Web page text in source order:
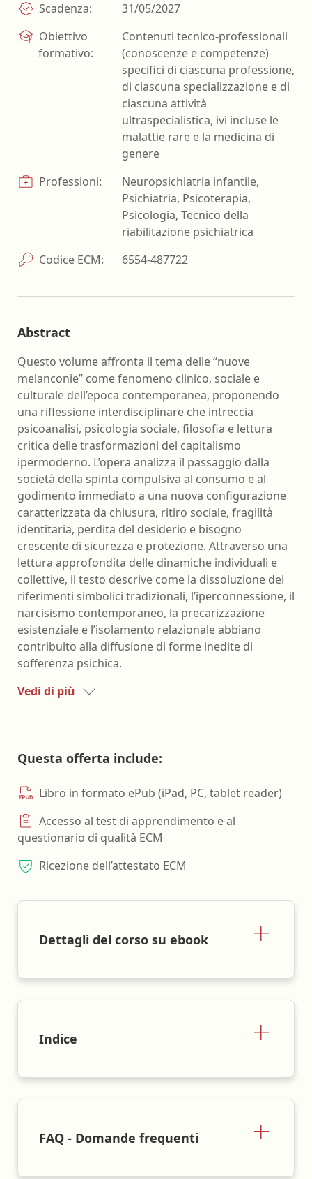
Scadenza:
31/05/2027
Obiettivo
formativo:
Contenuti tecnico-professionali
(conoscenze e competenze)
specifici di ciascuna professione,
di ciascuna specializzazione e di
ciascuna attività
ultraspecialistica, ivi incluse le
malattie rare e la medicina di
genere
Professioni:
Neuropsichiatria infantile,
Psichiatria, Psicoterapia,
Psicologia, Tecnico della
riabilitazione psichiatrica
Codice ECM:
6554-487722
Abstract
Questo volume affronta il tema delle “nuove
melanconie” come fenomeno clinico, sociale e
culturale dell’epoca contemporanea, proponendo
una riflessione interdisciplinare che intreccia
psicoanalisi, psicologia sociale, filosofia e lettura
critica delle trasformazioni del capitalismo
ipermoderno. L’opera analizza il passaggio dalla
società della spinta compulsiva al consumo e al
godimento immediato a una nuova configurazione
caratterizzata da chiusura, ritiro sociale, fragilità
identitaria, perdita del desiderio e bisogno
crescente di sicurezza e protezione. Attraverso una
lettura approfondita delle dinamiche individuali e
collettive, il testo descrive come la dissoluzione dei
riferimenti simbolici tradizionali, l’iperconnessione, il
narcisismo contemporaneo, la precarizzazione
esistenziale e l’isolamento relazionale abbiano
contribuito alla diffusione di forme inedite di
sofferenza psichica.
Vedi di più
Questa offerta include:
Libro in formato ePub (iPad, PC, tablet reader)
Accesso al test di apprendimento e al
questionario di qualità ECM
Ricezione dell’attestato ECM
Dettagli del corso su ebook
Indice
FAQ - Domande frequenti